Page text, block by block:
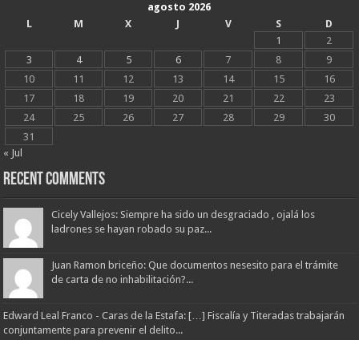
agosto 2026
L
M X J V S
D
1
2
3
4 5 6 7 8
9
10
11 12 13 14 15
16
17
18 19 20 21 22
23
24
25 26 27 28 29
30
31
« Jul
Recent Comments
Cicely Vallejos: Siempre ha sido un desgraciado , ojalá los
ladrones se hayan robado su paz...
Juan Ramon briceño: Que documentos nesesito para el trámite
de carta de no inhabilitación?...
Edward Leal Franco - Caras de la Estafa: […] Fiscalía y Titeradas trabajarán
conjuntamente para prevenir el delito...